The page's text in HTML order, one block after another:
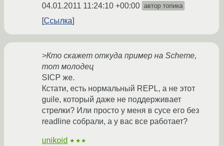
04.01.2011 11:24:10 +00:00 автор топика
Ссылка
>Кто скажет откуда пример на Scheme,
тот молодец
SICP же.
Кстати, есть нормальный REPL, а не этот
guile, который даже не поддерживает
стрелки? Или просто у меня в сусе его без
readline собрали, а у вас все работает?
unikoid ★★★